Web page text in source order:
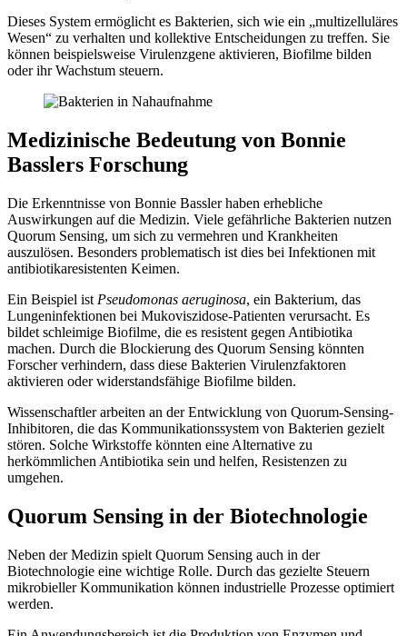
Dieses System ermöglicht es Bakterien, sich wie ein „multizelluläres
Wesen“ zu verhalten und kollektive Entscheidungen zu treffen. Sie
können beispielsweise Virulenzgene aktivieren, Biofilme bilden
oder ihr Wachstum steuern.
Medizinische Bedeutung von Bonnie
Basslers Forschung
Die Erkenntnisse von Bonnie Bassler haben erhebliche
Auswirkungen auf die Medizin. Viele gefährliche Bakterien nutzen
Quorum Sensing, um sich zu vermehren und Krankheiten
auszulösen. Besonders problematisch ist dies bei Infektionen mit
antibiotikaresistenten Keimen.
Ein Beispiel ist Pseudomonas aeruginosa, ein Bakterium, das
Lungeninfektionen bei Mukoviszidose-Patienten verursacht. Es
bildet schleimige Biofilme, die es resistent gegen Antibiotika
machen. Durch die Blockierung des Quorum Sensing könnten
Forscher verhindern, dass diese Bakterien Virulenzfaktoren
aktivieren oder widerstandsfähige Biofilme bilden.
Wissenschaftler arbeiten an der Entwicklung von Quorum-Sensing-
Inhibitoren, die das Kommunikationssystem von Bakterien gezielt
stören. Solche Wirkstoffe könnten eine Alternative zu
herkömmlichen Antibiotika sein und helfen, Resistenzen zu
umgehen.
Quorum Sensing in der Biotechnologie
Neben der Medizin spielt Quorum Sensing auch in der
Biotechnologie eine wichtige Rolle. Durch das gezielte Steuern
mikrobieller Kommunikation können industrielle Prozesse optimiert
werden.